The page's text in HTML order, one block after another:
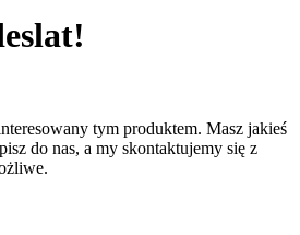
tym produktem. Masz jakieś
do nas, a my skontaktujemy się z